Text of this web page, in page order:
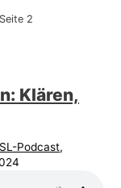
Seite 2
Klären,
Podcast,